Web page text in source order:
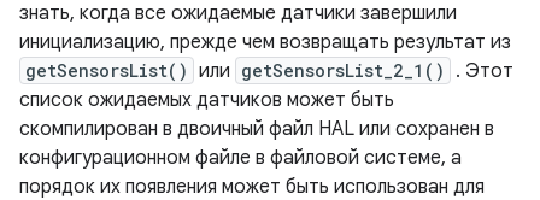
знать, когда все ожидаемые датчики завершили
инициализацию, прежде чем возвращать результат из
getSensorsList() или getSensorsList_2_1()
. Этот
список ожидаемых датчиков может быть
скомпилирован в двоичный файл HAL или сохранен в
конфигурационном файле в файловой системе, а
порядок их появления может быть использован для